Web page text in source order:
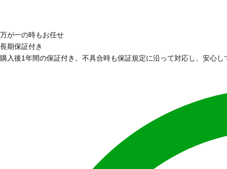
万が一の時もお任せ
長期保証付き
購入後1年間の保証付き。不具合時も保証規定に沿って対応し、安心